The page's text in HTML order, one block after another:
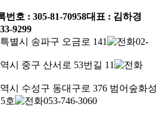
번호 : 305-81-70958대표 : 김하경
9299
별시 송파구 오금로 141
02-
시 중구 산서로 53번길 11
시 수성구 동대구로 376 범어숲화성
호
053-746-3060